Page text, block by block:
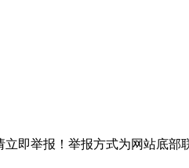
即举报！举报方式为网站底部